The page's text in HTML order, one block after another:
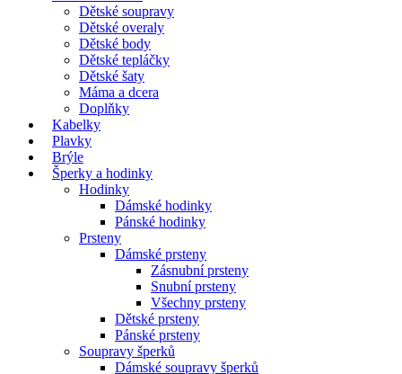
Dětské soupravy
Dětské overaly
Dětské body
Dětské tepláčky
Dětské šaty
Máma a dcera
Doplňky
Kabelky
Plavky
Brýle
Šperky a hodinky
Hodinky
Dámské hodinky
Pánské hodinky
Prsteny
Dámské prsteny
Zásnubní prsteny
Snubní prsteny
Všechny prsteny
Dětské prsteny
Pánské prsteny
Soupravy šperků
Dámské soupravy šperků